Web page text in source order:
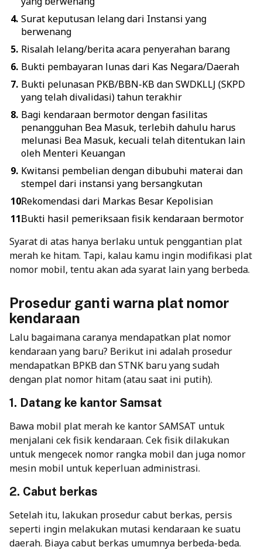
Surat keputusan lelang dari Instansi yang
berwenang
Risalah lelang/berita acara penyerahan barang
Bukti pembayaran lunas dari Kas Negara/Daerah
Bukti pelunasan PKB/BBN-KB dan SWDKLLJ (SKPD
yang telah divalidasi) tahun terakhir
Bagi kendaraan bermotor dengan fasilitas
penangguhan Bea Masuk, terlebih dahulu harus
melunasi Bea Masuk, kecuali telah ditentukan lain
oleh Menteri Keuangan
Kwitansi pembelian dengan dibubuhi materai dan
stempel dari instansi yang bersangkutan
Rekomendasi dari Markas Besar Kepolisian
Bukti hasil pemeriksaan fisik kendaraan bermotor
Syarat di atas hanya berlaku untuk penggantian plat
merah ke hitam. Tapi, kalau kamu ingin modifikasi plat
nomor mobil, tentu akan ada syarat lain yang berbeda.
Prosedur ganti warna plat nomor
kendaraan
Lalu bagaimana caranya mendapatkan plat nomor
kendaraanyang baru? Berikut ini adalah prosedur
mendapatkan BPKB dan STNK baru yang sudah
dengan plat nomor hitam (atau saat ini putih).
1. Datang ke kantor Samsat
Bawa mobil plat merah ke kantor SAMSAT untuk
menjalani cek fisik kendaraan. Cek fisik dilakukan
untuk mengecek nomor rangka mobil dan juga nomor
mesin mobil untuk keperluan administrasi.
2. Cabut berkas
Setelah itu, lakukan prosedur cabut berkas, persis
seperti ingin melakukan mutasi kendaraan ke suatu
daerah. Biaya cabut berkas umumnya berbeda-beda.